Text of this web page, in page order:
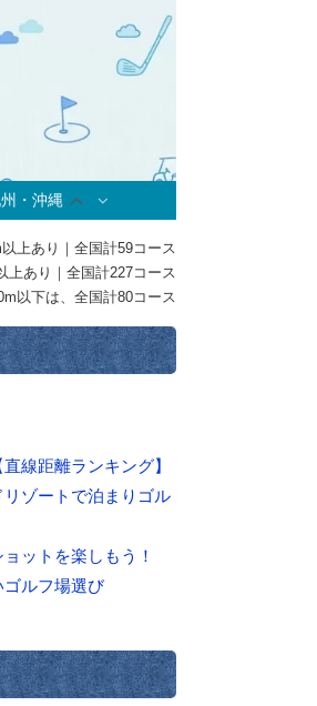
・沖縄
以上あり｜全国計59コース
上あり｜全国計227コース
以下は、全国計80コース
線距離ランキング】
ゾートで泊まりゴル
ットを楽しもう！
ルフ場選び